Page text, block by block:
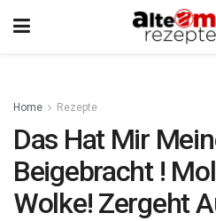
Home Rezepte
Das Hat Mir
Beigebracht !
Wolke! Zergeht